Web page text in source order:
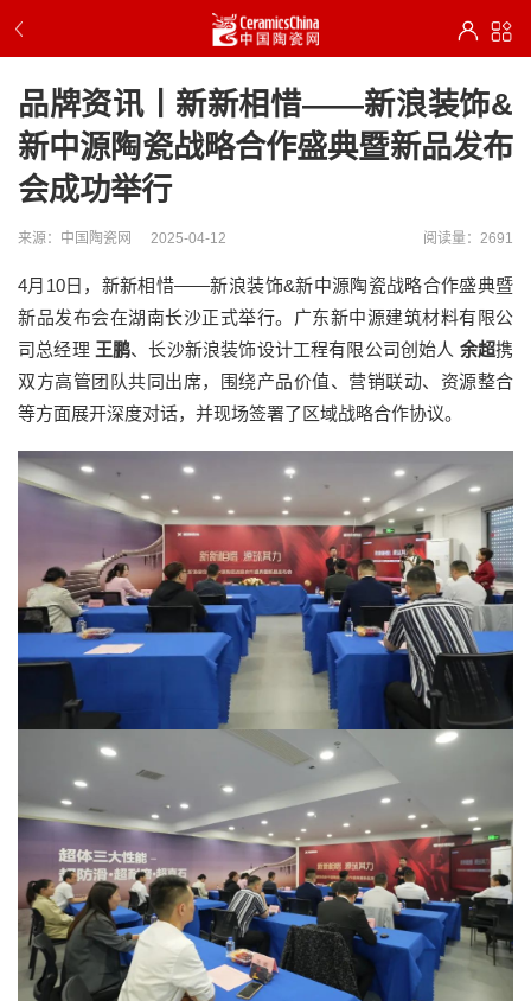
品牌资讯丨新新相惜——新浪装饰&
新中源陶瓷战略合作盛典暨新品发布
会成功举行
来源：中国陶瓷网 2025-04-12 阅读量：2691
4月10日，新新相惜——新浪装饰&新中源陶瓷战略合作盛典暨
新品发布会在湖南长沙正式举行。广东新中源建筑材料有限公
司总经理 王鹏、长沙新浪装饰设计工程有限公司创始人 余超携
双方高管团队共同出席，围绕产品价值、营销联动、资源整合
等方面展开深度对话，并现场签署了区域战略合作协议。